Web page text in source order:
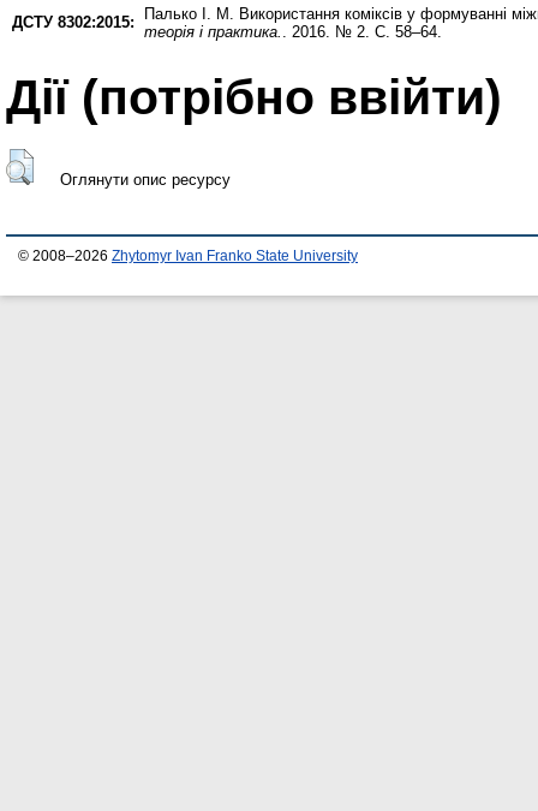
ДСТУ 8302:2015:
Палько І. М.
Використання коміксів у формуванні
теорія і практика.
. 2016. № 2. С. 58–64.
Дії ​​(потрібно ввійти)
Оглянути опис ресурсу
© 2008–2026 Zhytomyr Ivan Franko State University